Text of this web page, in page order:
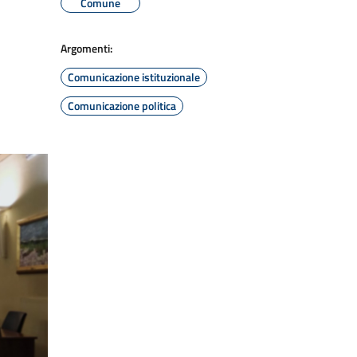
Argomenti:
Comunicazione istituzionale
Comunicazione politica